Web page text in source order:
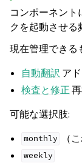
コンポーネント
クを起動させる
現在管理できる
自動翻訳 ア
検査と修正
可能な選択肢:
monthly （
weekly